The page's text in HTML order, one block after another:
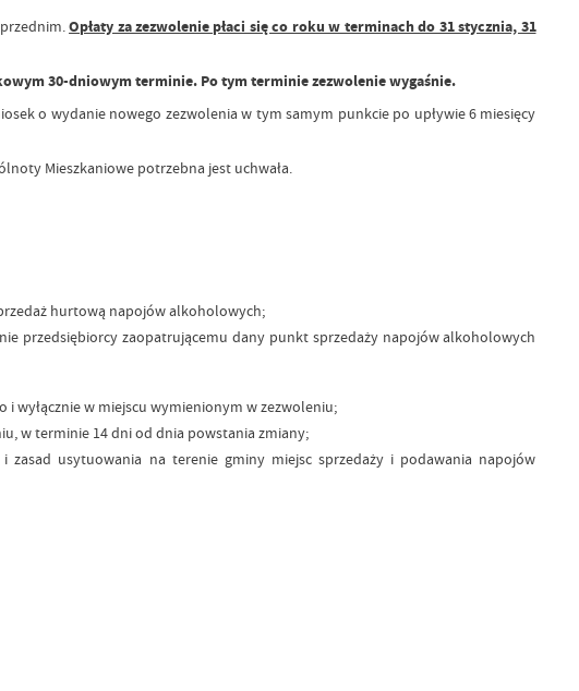
Opłaty za zezwolenie płaci się co roku w terminach do 31 stycznia, 31
30-dniowym terminie. Po tym terminie zezwolenie wygaśnie.
o wydanie nowego zezwolenia w tym samym punkcie po upływie 6 miesięcy
Mieszkaniowe potrzebna jest uchwała.
hurtową napojów alkoholowych;
przedsiębiorcy zaopatrującemu dany punkt sprzedaży napojów alkoholowych
wyłącznie w miejscu wymienionym w zezwoleniu;
w terminie 14 dni od dnia powstania zmiany;
zasad usytuowania na terenie gminy miejsc sprzedaży i podawania napojów